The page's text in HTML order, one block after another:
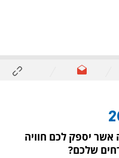
אשר יספק לכם חוויה
שלכם?